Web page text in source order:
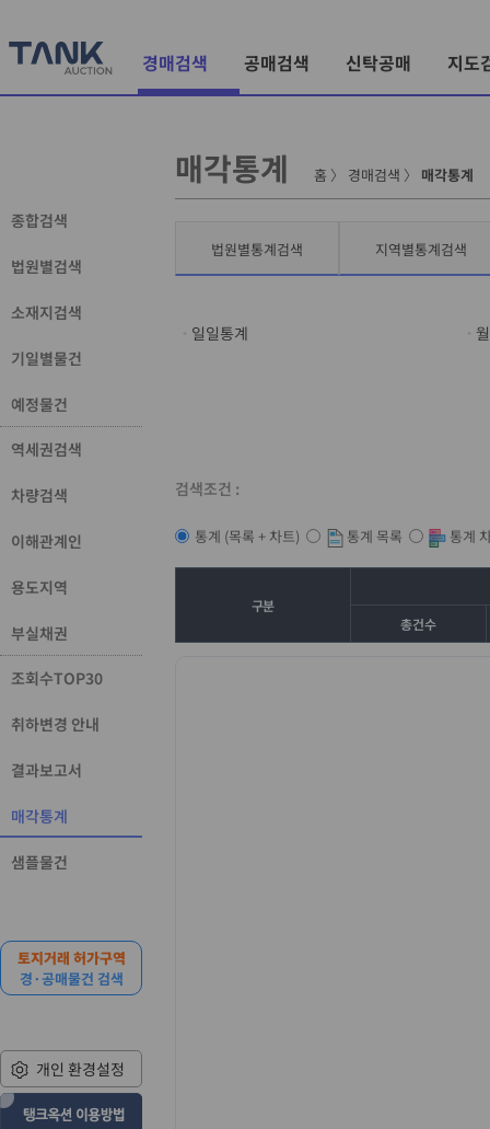
경매검색 공매검색 신탁공매 지도
종합검색
법원별검색
소재지검색
기일별물건
예정물건
역세권검색
차량검색
이해관계인
용도지역
부실채권
조회수TOP30
취하변경 안내
결과보고서
매각통계
샘플물건
토지거래 허가구역
경·공매물건 검색
개인 환경설정
매각통계 홈 〉 경매검색 〉 매각통계
법원별통계검색 지역별통계검색
일일통계
검색조건 :
통계 (목록 + 차트) 통계 목록 통계
구분
총건수